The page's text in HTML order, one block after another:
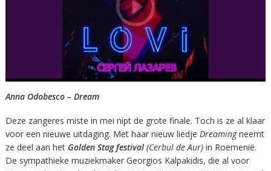
Anna Odobesco – Dream
Deze zangeres miste in mei nipt de grote finale. Toch is ze al klaar
voor een nieuwe uitdaging. Met haar nieuw liedje Dreamingneemt
ze deel aan het Golden Stag festival (Cerbul de Aur)in Roemenië.
De sympathieke muziekmaker Georgios Kalpakidis, die al voor